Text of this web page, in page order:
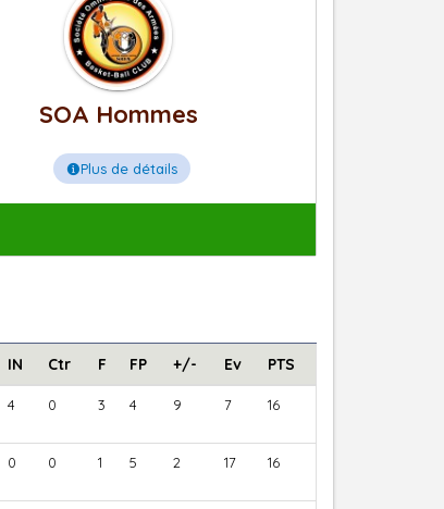
SOA Hommes
Plus de détails
IN Ctr F FP +/- Ev PTS
4 0 3 4 9 7 16
0 0 1 5 2 17 16